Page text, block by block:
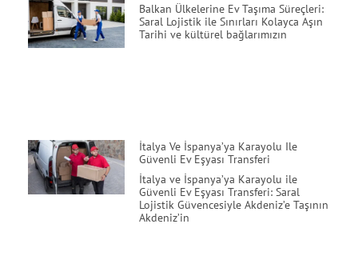
Balkan Ülkelerine Ev Taşıma Süreçleri:
Saral Lojistik ile Sınırları Kolayca Aşın
Tarihi ve kültürel bağlarımızın
İtalya Ve İspanya’ya Karayolu Ile
Güvenli Ev Eşyası Transferi
İtalya ve İspanya’ya Karayolu ile
Güvenli Ev Eşyası Transferi: Saral
Lojistik Güvencesiyle Akdeniz’e Taşının
Akdeniz’in